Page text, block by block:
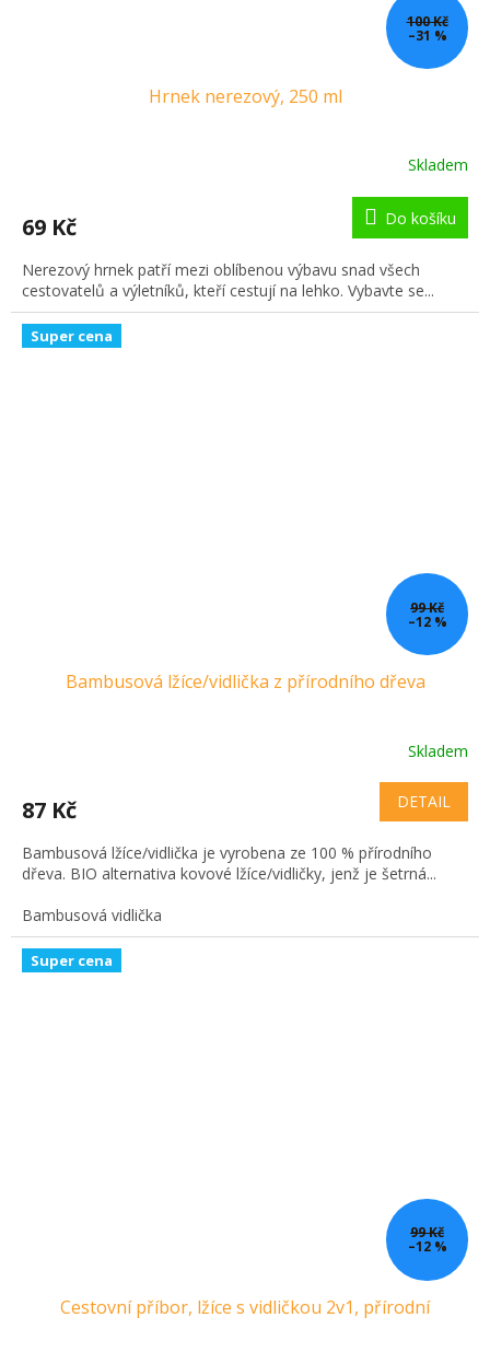
100 Kč
–31 %
Hrnek nerezový, 250 ml
Skladem
69 Kč Do košíku
Nerezový hrnek patří mezi oblíbenou výbavu snad všech
cestovatelů a výletníků, kteří cestují na lehko. Vybavte se...
Super cena
99 Kč
–12 %
Bambusová lžíce/vidlička z přírodního dřeva
Skladem
87 Kč DETAIL
Bambusová lžíce/vidlička je vyrobena ze 100 % přírodního
dřeva. BIO alternativa kovové lžíce/vidličky, jenž je šetrná...
Bambusová vidlička
Super cena
99 Kč
–12 %
Cestovní příbor, lžíce s vidličkou 2v1, přírodní